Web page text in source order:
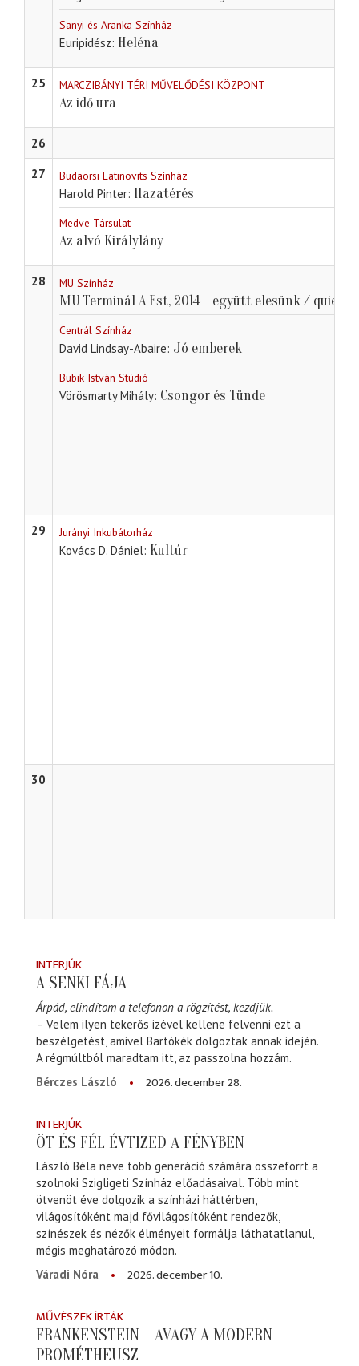
Sanyi és Aranka Színház
Euripidész Heléna
25 MARCZIBÁNYI TÉRI MŰVELŐDÉSI KÖZPONT
Az idő ura
26
27
Budaörsi Latinovits Színház
Harold Pinter Hazatérés
Medve Társulat
Az alvó Királylány
28 MU Színház
MU Terminál A Est, 2014 - együtt elesünk /
Centrál Színház
David Lindsay-Abaire Jó emberek
Bubik István Stúdió
Vörösmarty Mihály Csongor és Tünde
29 Jurányi Inkubátorház
Kovács D. Dániel Kultúr
30
INTERJÚK
A SENKI FÁJA
Árpád, elindítom a telefonon a rögzítést, kezdjük.
– Velem ilyen tekerős izével kellene felvenni ezt a
beszélgetést, amivel Bartókék dolgoztak annak idején.
A régmúltból maradtam itt, az passzolna hozzám.
Bérczes László
2026. december 28.
INTERJÚK
ÖT ÉS FÉL ÉVTIZED A FÉNYBEN
László Béla neve több generáció számára összeforrt a
szolnoki Szigligeti Színház előadásaival. Több mint
ötvenöt éve dolgozik a színházi háttérben,
világosítóként majd fővilágosítóként rendezők,
színészek és nézők élményeit formálja láthatatlanul,
mégis meghatározó módon.
Váradi Nóra
2026. december 10.
MŰVÉSZEK ÍRTÁK
FRANKENSTEIN – AVAGY A MODERN
PROMÉTHEUSZ